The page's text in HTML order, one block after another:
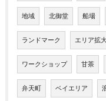
地域 北御堂 船場
ランドマーク エリア拡
ワークショップ 甘茶
弁天町 ベイエリア